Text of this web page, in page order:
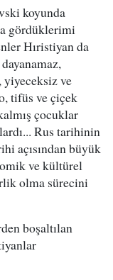
koyunda
gördüklerimi
Hıristiyan da
yiyeceksiz ve
tifüs ve çiçek
çocuklar
Rus tarihinin
açısından büyük
ve kültürel
olma sürecini
boşaltılan